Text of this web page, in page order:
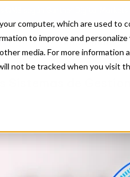
computer, which are used
to improve and
media. For more information
not be tracked when you visit
Crecimiento
Sistemas de Gestion